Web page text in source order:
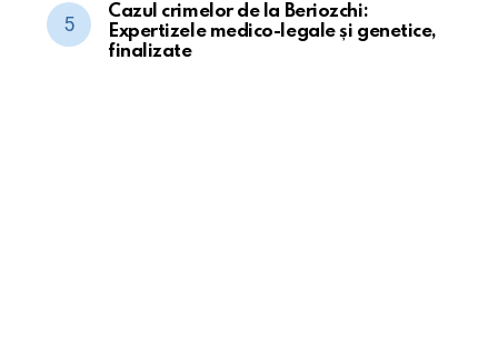
Cazul crimelor de la Beriozchi:
Expertizele medico-legale și genetice,
finalizate